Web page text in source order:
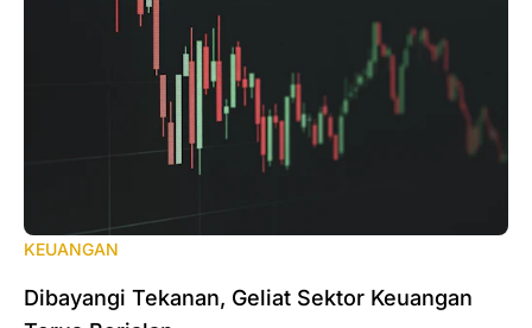
KEUANGAN
Dibayangi Tekanan, Geliat Sektor Keuangan